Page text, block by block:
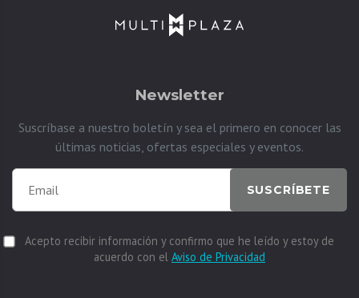
Newsletter
Suscríbase a nuestro boletín y sea el primero en conocer las
últimas noticias, ofertas especiales y eventos.
SUSCRÍBETE
Acepto recibir información y confirmo que he leído y estoy de
acuerdo con el Aviso de Privacidad